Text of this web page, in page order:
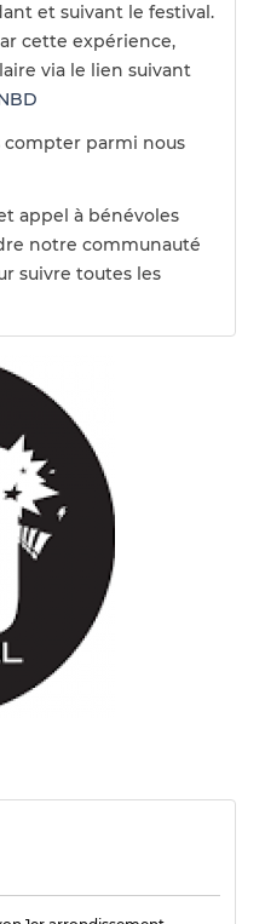
et suivant le festival.
cette expérience,
via le lien suivant
compter parmi nous
appel à bénévoles
notre communauté
suivre toutes les